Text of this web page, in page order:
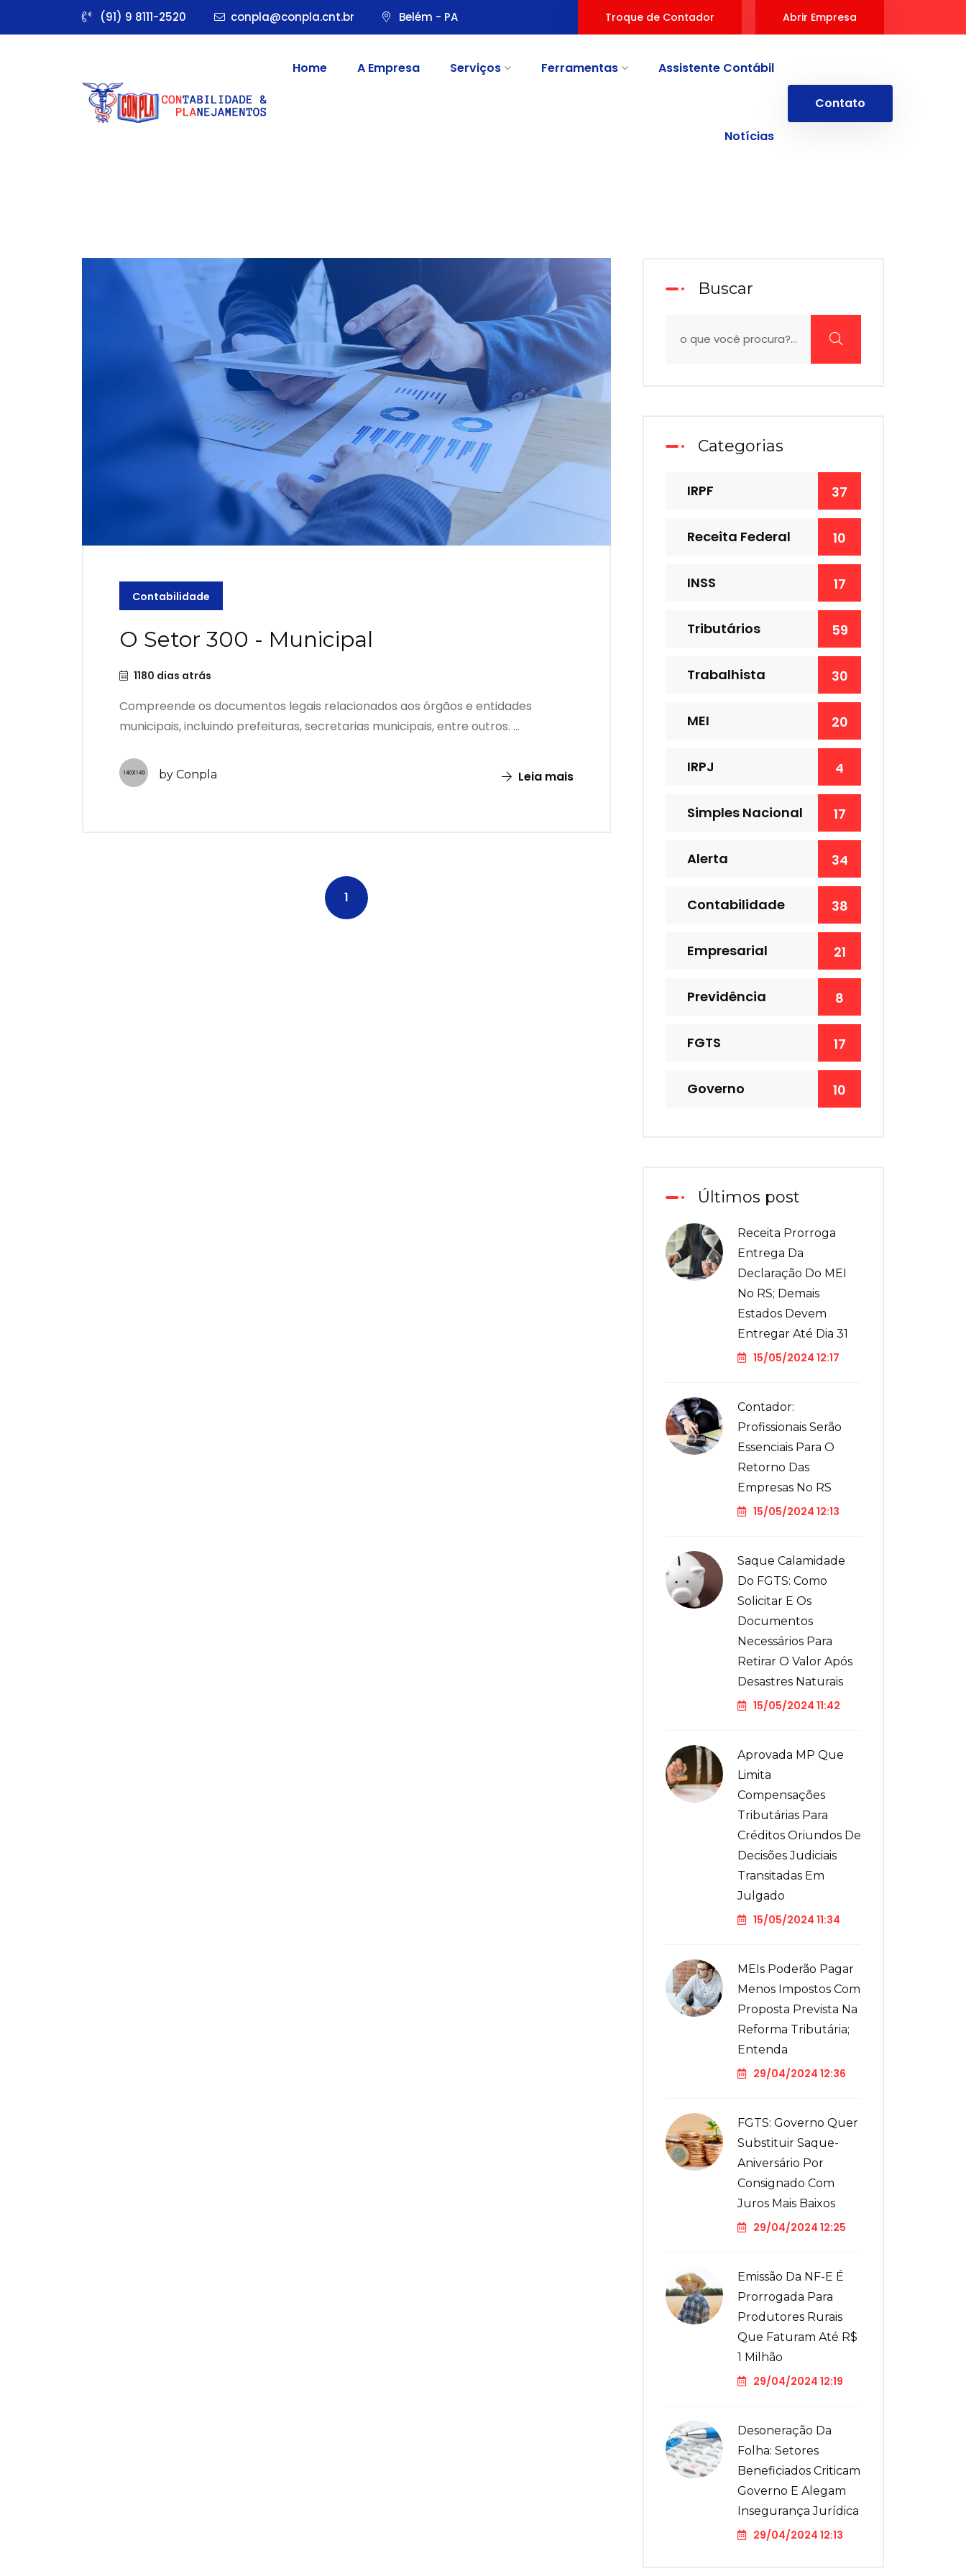
(91) 9 8111-2520 conpla@conpla.cnt.br Belém - PA Troque de Contador Abrir Empresa
Home A Empresa Serviços Ferramentas Assistente Contábil
Notícias
Contato
Contabilidade
O Setor 300 - Municipal
1180 dias atrás
Compreende os documentos legais relacionados aos órgãos e entidades
municipais, incluindo prefeituras, secretarias municipais, entre outros. ...
by Conpla Leia mais
1
Buscar
Categorias
IRPF 37
Receita Federal 10
INSS 17
Tributários 59
Trabalhista 30
MEI 20
IRPJ 4
Simples Nacional 17
Alerta 34
Contabilidade 38
Empresarial 21
Previdência 8
FGTS 17
Governo 10
Últimos post
Receita Prorroga
Entrega Da
Declaração Do MEI
No RS; Demais
Estados Devem
Entregar Até Dia 31
15/05/2024 12:17
Contador:
Profissionais Serão
Essenciais Para O
Retorno Das
Empresas No RS
15/05/2024 12:13
Saque Calamidade
Do FGTS: Como
Solicitar E Os
Documentos
Necessários Para
Retirar O Valor Após
Desastres Naturais
15/05/2024 11:42
Aprovada MP Que
Limita
Compensações
Tributárias Para
Créditos Oriundos De
Decisões Judiciais
Transitadas Em
Julgado
15/05/2024 11:34
MEIs Poderão Pagar
Menos Impostos Com
Proposta Prevista Na
Reforma Tributária;
Entenda
29/04/2024 12:36
FGTS: Governo Quer
Substituir Saque-
Aniversário Por
Consignado Com
Juros Mais Baixos
29/04/2024 12:25
Emissão Da NF-E É
Prorrogada Para
Produtores Rurais
Que Faturam Até R$
1 Milhão
29/04/2024 12:19
Desoneração Da
Folha: Setores
Beneficiados Criticam
Governo E Alegam
Insegurança Jurídica
29/04/2024 12:13